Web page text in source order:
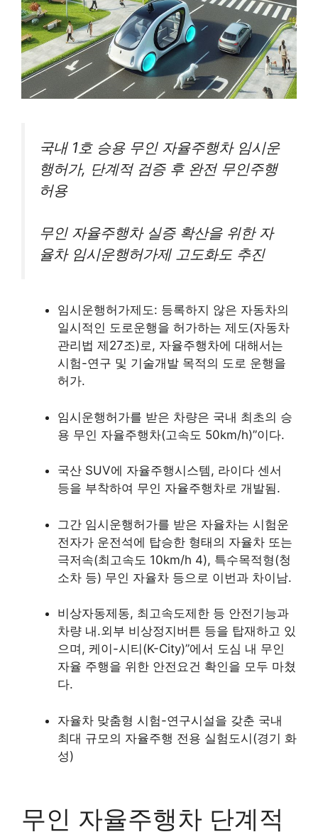
국내 1호 승용 무인 자율주행차 임시운
행허가, 단계적 검증 후 완전 무인주행
허용
무인 자율주행차 실증 확산을 위한 자
율차 임시운행허가제 고도화도 추진
임시운행허가제도: 등록하지 않은 자동차의
일시적인 도로운행을 허가하는 제도(자동차
관리법 제27조)로, 자율주행차에 대해서는
시험-연구 및 기술개발 목적의 도로 운행을
허가.
임시운행허가를 받은 차량은 국내 최초의 승
용 무인 자율주행차(고속도 50km/h)”이다.
국산 SUV에 자율주행시스템, 라이다 센서
등을 부착하여 무인 자율주행차로 개발됨.
그간 임시운행허가를 받은 자율차는 시험운
전자가 운전석에 탑승한 형태의 자율차 또는
극저속(최고속도 10km/h 4), 특수목적형(청
소차 등) 무인 자율차 등으로 이번과 차이남.
비상자동제동, 최고속도제한 등 안전기능과
차량 내.외부 비상정지버튼 등을 탑재하고 있
으며, 케이-시티(K-City)”에서 도심 내 무인
자율 주행을 위한 안전요건 확인을 모두 마쳤
다.
자율차 맞춤형 시험-연구시설을 갖춘 국내
최대 규모의 자율주행 전용 실험도시(경기 화
성)
무인 자율주행차 단계적